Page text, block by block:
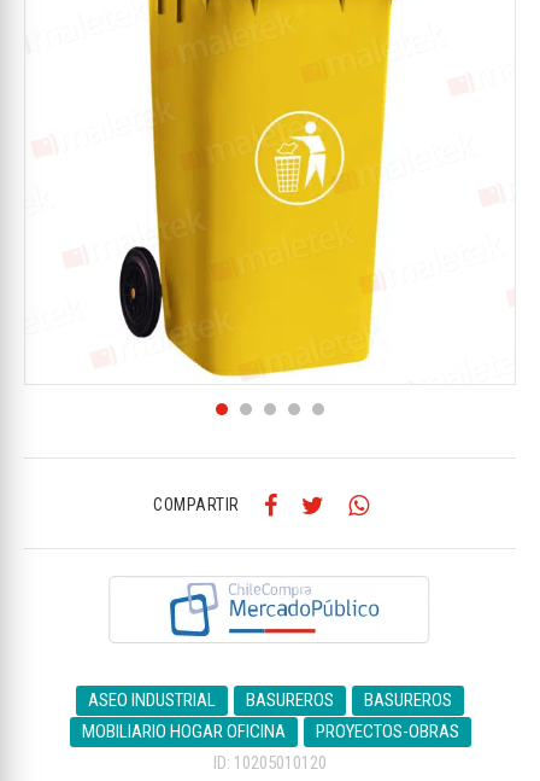
COMPARTIR
ASEO INDUSTRIAL BASUREROS
BASUREROS
MOBILIARIO HOGAR OFICINA
PROYECTOS-OBRAS
ID: 10205010120